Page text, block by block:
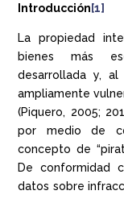
Introducción [1]
La propiedad
bienes más
desarrollada y,
ampliamente
(Piquero, 2005;
por medio de
concepto de
De conformidad
datos sobre